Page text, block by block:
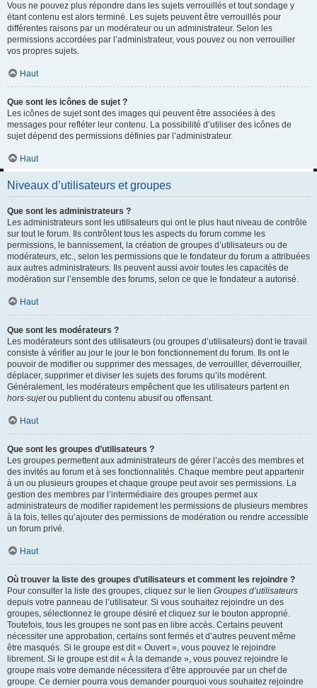
Vous ne pouvez plus répondre dans les sujets verrouillés et tout sondage y
étant contenu est alors terminé. Les sujets peuvent être verrouillés pour
différentes raisons par un modérateur ou un administrateur. Selon les
permissions accordées par l’administrateur, vous pouvez ou non verrouiller
vos propres sujets.
Haut
Que sont les icônes de sujet ?
Les icônes de sujet sont des images qui peuvent être associées à des
messages pour refléter leur contenu. La possibilité d’utiliser des icônes de
sujet dépend des permissions définies par l’administrateur.
Haut
Niveaux d’utilisateurs et groupes
Que sont les administrateurs ?
Les administrateurs sont les utilisateurs qui ont le plus haut niveau de contrôle
sur tout le forum. Ils contrôlent tous les aspects du forum comme les
permissions, le bannissement, la création de groupes d’utilisateurs ou de
modérateurs, etc., selon les permissions que le fondateur du forum a attribuées
aux autres administrateurs. Ils peuvent aussi avoir toutes les capacités de
modération sur l’ensemble des forums, selon ce que le fondateur a autorisé.
Haut
Que sont les modérateurs ?
Les modérateurs sont des utilisateurs (ou groupes d’utilisateurs) dont le travail
consiste à vérifier au jour le jour le bon fonctionnement du forum. Ils ont le
pouvoir de modifier ou supprimer des messages, de verrouiller, déverrouiller,
déplacer, supprimer et diviser les sujets des forums qu’ils modèrent.
Généralement, les modérateurs empêchent que les utilisateurs partent en
hors-sujetou publient du contenu abusif ou offensant.
Haut
Que sont les groupes d’utilisateurs ?
Les groupes permettent aux administrateurs de gérer l’accès des membres et
des invités au forum et à ses fonctionnalités. Chaque membre peut appartenir
à un ou plusieurs groupes et chaque groupe peut avoir ses permissions. La
gestion des membres par l’intermédiaire des groupes permet aux
administrateurs de modifier rapidement les permissions de plusieurs membres
à la fois, telles qu’ajouter des permissions de modération ou rendre accessible
un forum privé.
Haut
Où trouver la liste des groupes d’utilisateurs et comment les rejoindre ?
Pour consulter la liste des groupes, cliquez sur le lien Groupes d’utilisateurs
depuis votre panneau de l’utilisateur. Si vous souhaitez rejoindre un des
groupes, sélectionnez le groupe désiré et cliquez sur le bouton approprié.
Toutefois, tous les groupes ne sont pas en libre accès. Certains peuvent
nécessiter une approbation, certains sont fermés et d’autres peuvent même
être masqués. Si le groupe est dit « Ouvert », vous pouvez le rejoindre
librement. Si le groupe est dit « À la demande », vous pouvez rejoindre le
groupe mais votre demande nécessitera d’être approuvée par un chef de
groupe. Ce dernier pourra vous demander pourquoi vous souhaitez rejoindre